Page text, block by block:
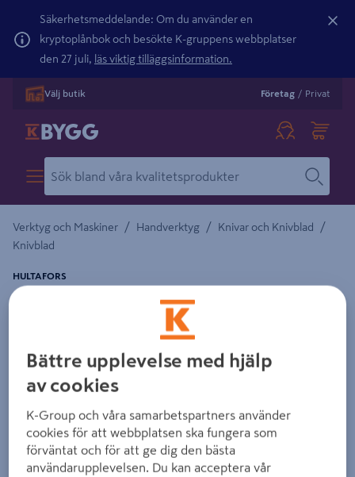
Säkerhetsmeddelande: Om du använder en
kryptoplånbok och besökte K-gruppens webbplatser
den 27 juli, läs viktig tilläggsinformation.
Välj butik Företag / Privat
Verktyg och Maskiner / Handverktyg / Knivar och Knivblad /
Knivblad
BRYTBLAD RB BK- 9 KOLSTÅL HULTAFORS
HULTAFORS
Detaljerad beskrivning finns i produktbeskrivningsområdet
Bättre upplevelse med hjälp
av cookies
K-Group och våra samarbetspartners använder
cookies för att webbplatsen ska fungera som
förväntat och för att ge dig den bästa
användarupplevelsen. Du kan acceptera vår